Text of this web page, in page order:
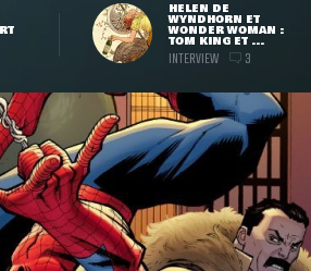
HELEN DE
WYNDHORN ET
WONDER WOMAN :
TOM KING ET ...
INTERVIEW 3